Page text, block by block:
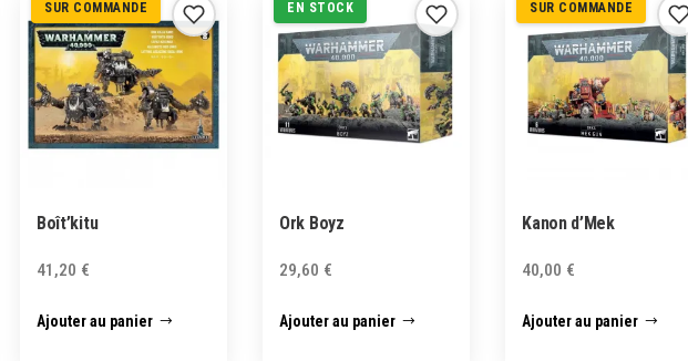
SUR COMMANDE
Boît’kitu
41,20 €
Ajouter au panier
EN STOCK
Ork Boyz
29,60 €
Ajouter au panier
SUR COMMANDE
Kanon d’Mek
40,00 €
Ajouter au panier